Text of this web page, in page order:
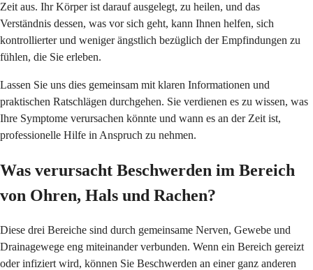
Zeit aus. Ihr Körper ist darauf ausgelegt, zu heilen, und das
Verständnis dessen, was vor sich geht, kann Ihnen helfen, sich
kontrollierter und weniger ängstlich bezüglich der Empfindungen zu
fühlen, die Sie erleben.
Lassen Sie uns dies gemeinsam mit klaren Informationen und
praktischen Ratschlägen durchgehen. Sie verdienen es zu wissen, was
Ihre Symptome verursachen könnte und wann es an der Zeit ist,
professionelle Hilfe in Anspruch zu nehmen.
Was verursacht Beschwerden im Bereich
von Ohren, Hals und Rachen?
Diese drei Bereiche sind durch gemeinsame Nerven, Gewebe und
Drainagewege eng miteinander verbunden. Wenn ein Bereich gereizt
oder infiziert wird, können Sie Beschwerden an einer ganz anderen